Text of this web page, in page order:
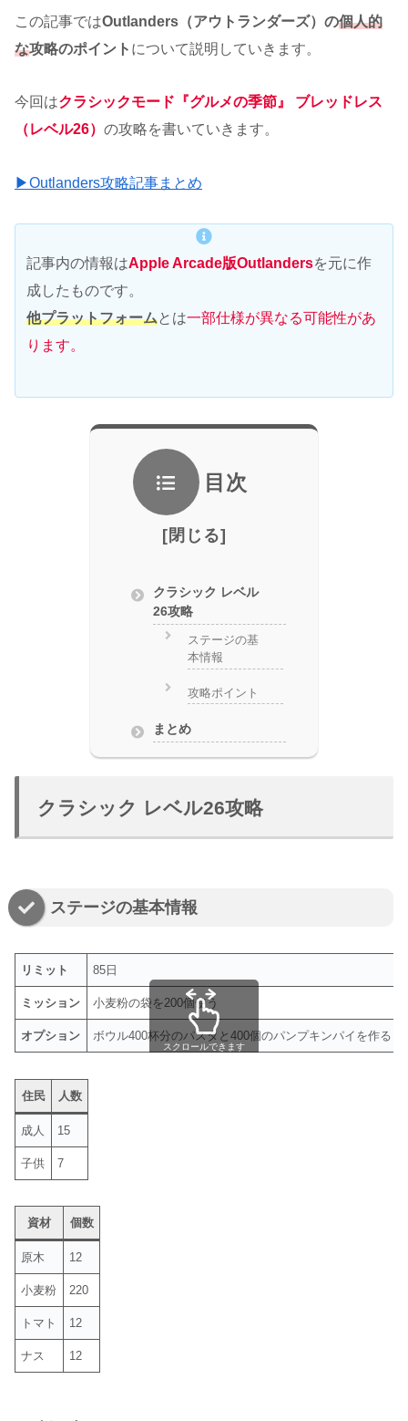
この記事ではOutlanders（アウトランダーズ）の個人的
な攻略のポイント について説明していきます。
今回はクラシックモード『グルメの季節』 ブレッドレス
（レベル26） の攻略を書いていきます。
▶Outlanders攻略記事まとめ
記事内の情報はApple Arcade版Outlandersを元に作
成したものです。
他プラットフォームとは一部仕様が異なる可能性があ
ります。
目次
クラシック レベル
26攻略
ステージの基
本情報
攻略ポイント
まとめ
クラシック レベル26攻略
ステージの基本情報
リミット 85日
ミッション 小麦粉の袋を200個使う
オプション ボウル400杯分のパスタと400個のパンプキンパイを作る
スクロールできます
住民 人数
成人 15
子供 7
資材 個数
原木 12
小麦粉 220
トマト 12
ナス 12